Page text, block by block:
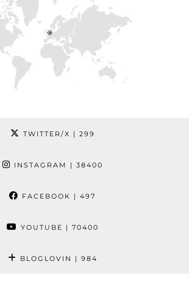
TWITTER/X | 299
INSTAGRAM | 38400
FACEBOOK | 497
YOUTUBE | 70400
BLOGLOVIN | 984